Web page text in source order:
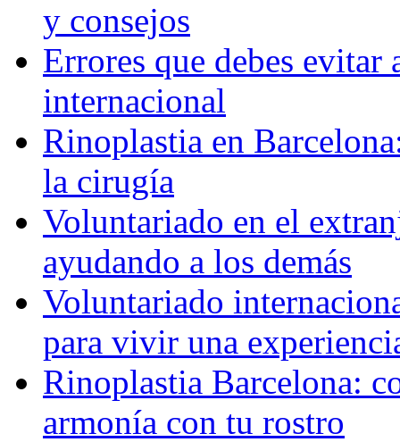
y consejos
Errores que debes
internacional
Rinoplastia en
la cirugía
Voluntariado en el
ayudando a los demás
Voluntariado
para vivir una
Rinoplastia Barcelona:
armonía con tu rostro